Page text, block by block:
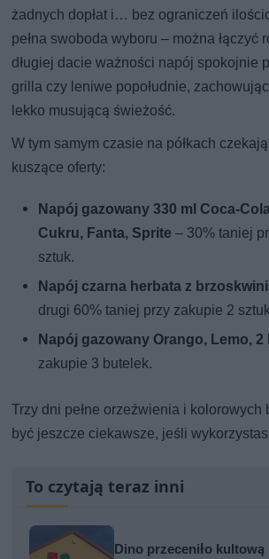
żadnych dopłat i… bez ograniczeń
pełna swoboda wyboru – można łączyć
długiej dacie ważności napój spokojnie
grilla czy leniwe popołudnie,
lekko musującą świeżość.
W tym samym czasie na półkach
kuszące oferty:
Napój gazowany 330 ml Coca-
Cukru, Fanta, Sprite – 30% taniej
sztuk.
Napój czarna herbata z
drugi 60% taniej przy zakupie 2
Napój gazowany Orango, Lemo, 2 l
zakupie 3 butelek.
Trzy dni pełne orzeźwienia i kolorowych
być jeszcze ciekawsze, jeśli
To czytają teraz inni
Dino przeceniło